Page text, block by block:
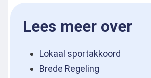
Lees meer over
Lokaal sportakkoord
Brede Regeling